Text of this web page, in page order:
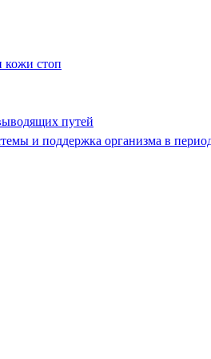
кожи стоп
путей
и поддержка организма в